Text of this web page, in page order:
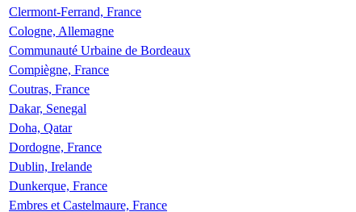
Clermont-Ferrand, France
Cologne, Allemagne
Communauté Urbaine de Bordeaux
Compiègne, France
Coutras, France
Dakar, Senegal
Doha, Qatar
Dordogne, France
Dublin, Irelande
Dunkerque, France
Embres et Castelmaure, France